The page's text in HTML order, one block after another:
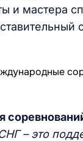
и мастера
– это